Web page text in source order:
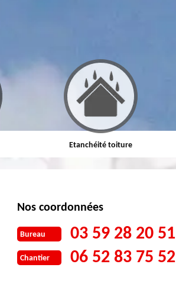
Etanchéité toiture
Nos coordonnées
Bureau 03 59 28 20 51
Chantier 06 52 83 75 52